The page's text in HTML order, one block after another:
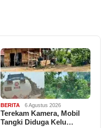
BERITA 6 Agustus 2026
Terekam Kamera, Mobil
Tangki Diduga Kelu…